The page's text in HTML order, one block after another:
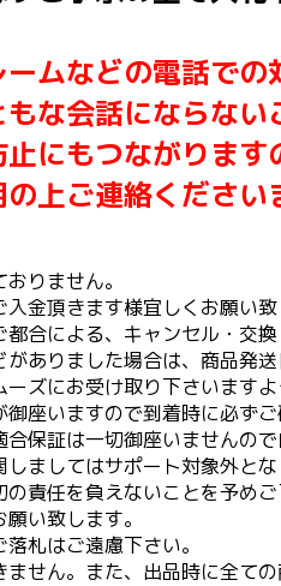
ムなどの電話で
な会話にならな
にもつながりま
上ご連絡ください
りません。
金頂きます様宜しくお願い致
合による、キャンセル・交
ありました場合は、商品
ズにお受け取り下さいま
座いますので到着時に必ず
保証は一切御座いませんの
ましてはサポート対象外とな
責任を負えないことを予めご
い致します。
札はご遠慮下さい。
せん。また、出品時に全